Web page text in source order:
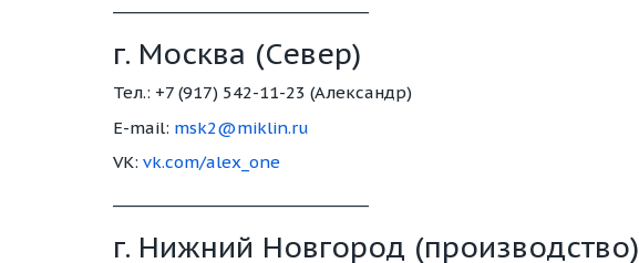
г. Москва (Север)
Тел.: +7 (917) 542-11-23 (Александр)
E-mail: msk2@miklin.ru
VK: vk.com/alex_one
г. Нижний Новгород (производство)